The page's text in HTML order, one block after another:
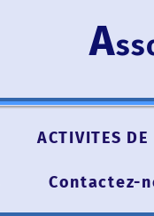
A
ACTIVITES DE
Contactez-